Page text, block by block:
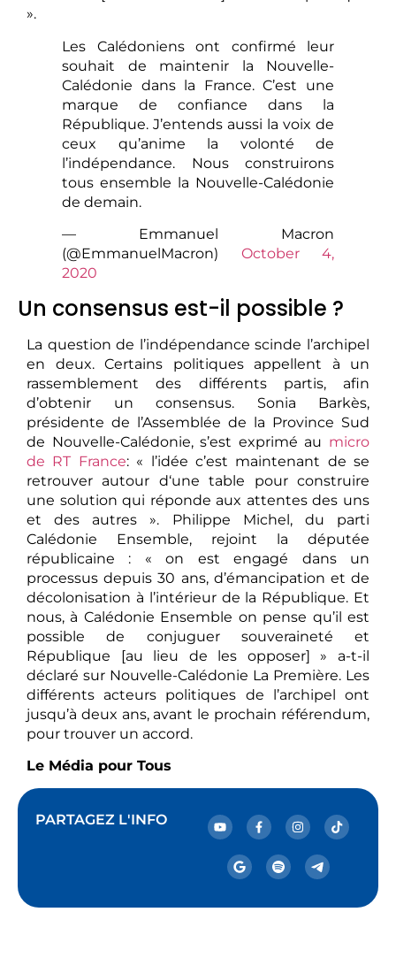
».
Les Calédoniens ont confirmé leur
souhait de maintenir la Nouvelle-
Calédonie dans la France. C’est une
marque de confiance dans la
République. J’entends aussi la voix de
ceux qu’anime la volonté de
l’indépendance. Nous construirons
tous ensemble la Nouvelle-Calédonie
de demain.
— Emmanuel Macron
(@EmmanuelMacron) October 4,
2020
Un consensus est-il possible ?
La question de l’indépendance scinde l’archipel
en deux. Certains politiques appellent à un
rassemblement des différents partis, afin
d’obtenir un consensus. Sonia Barkès,
présidente de l’Assemblée de la Province Sud
de Nouvelle-Calédonie, s’est exprimé au micro
de RT France: « l’idée c’est maintenant de se
retrouver autour d‘une table pour construire
une solution qui réponde aux attentes des uns
et des autres ». Philippe Michel, du parti
Calédonie Ensemble, rejoint la députée
républicaine : « on est engagé dans un
processus depuis 30 ans, d’émancipation et de
décolonisation à l’intérieur de la République. Et
nous, à Calédonie Ensemble on pense qu’il est
possible de conjuguer souveraineté et
République [au lieu de les opposer] » a-t-il
déclaré sur Nouvelle-Calédonie La Première. Les
différents acteurs politiques de l’archipel ont
jusqu’à deux ans, avant le prochain référendum,
pour trouver un accord.
Le Média pour Tous
PARTAGEZ L'INFO